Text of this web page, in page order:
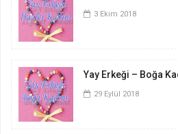
3 Ekim 2018
Yay Erkeği – Boğa
29 Eylül 2018